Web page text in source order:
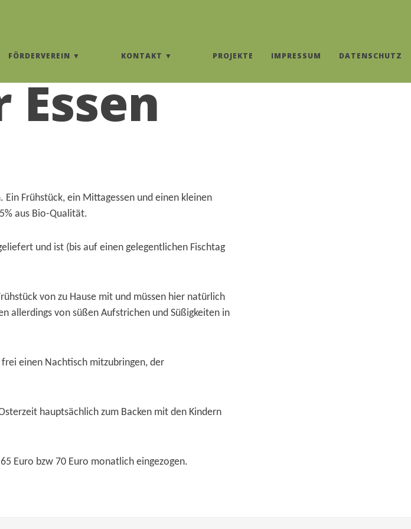
FÖRDERVEREIN KONTAKT PROJEKTE IMPRESSUM DATENSCHUTZ
Essen
Frühstück, ein Mittagessen und einen kleinen
aus Bio-Qualität.
und ist (bis auf einen gelegentlichen Fischtag
von zu Hause mit und müssen hier natürlich
allerdings von süßen Aufstrichen und Süßigkeiten in
einen Nachtisch mitzubringen, der
hauptsächlich zum Backen mit den Kindern
Euro bzw 70 Euro monatlich eingezogen.